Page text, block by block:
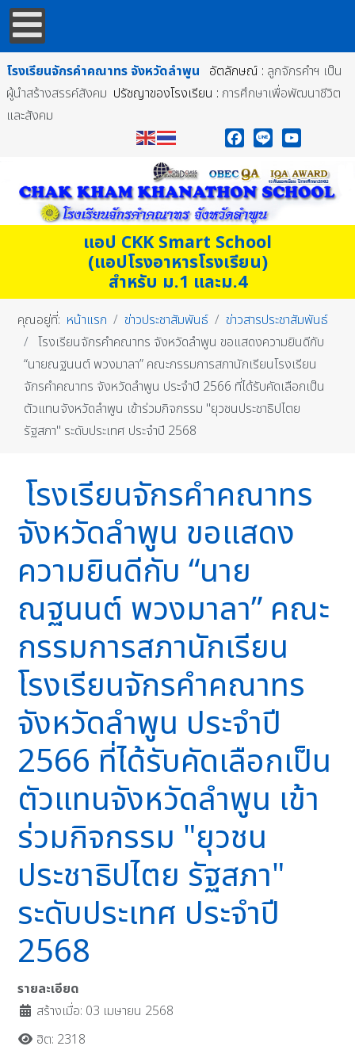
โรงเรียนจักรคำคณาทร จังหวัดลำพูน อัตลักษณ์ : ลูกจักรคำฯ เป็น
ผู้นำสร้างสรรค์สังคม ปรัชญาของโรงเรียน : การศึกษาเพื่อพัฒนาชีวิต
และสังคม
แอป CKK Smart School
(แอปโรงอาหารโรงเรียน)
สำหรับ ม.1 และม.4
คุณอยู่ที่: หน้าแรก ข่าวประชาสัมพันธ์
ข่าวสารประชาสัมพันธ์
โรงเรียนจักรคำคณาทร จังหวัดลำพูน ขอแสดงความยินดีกับ
“นายณฐนนต์ พวงมาลา” คณะกรรมการสภานักเรียนโรงเรียน
จักรคำคณาทร จังหวัดลำพูน ประจำปี 2566 ที่ได้รับคัดเลือกเป็น
ตัวแทนจังหวัดลำพูน เข้าร่วมกิจกรรม "ยุวชนประชาธิปไตย
รัฐสภา" ระดับประเทศ ประจำปี 2568
โรงเรียนจักรคำคณาทร
จังหวัดลำพูน ขอแสดง
ความยินดีกับ “นาย
ณฐนนต์ พวงมาลา” คณะ
กรรมการสภานักเรียน
โรงเรียนจักรคำคณาทร
จังหวัดลำพูน ประจำปี
2566 ที่ได้รับคัดเลือกเป็น
ตัวแทนจังหวัดลำพูน เข้า
ร่วมกิจกรรม "ยุวชน
ประชาธิปไตย รัฐสภา"
ระดับประเทศ ประจำปี
2568
รายละเอียด
สร้างเมื่อ: 03 เมษายน 2568
ฮิต: 2318